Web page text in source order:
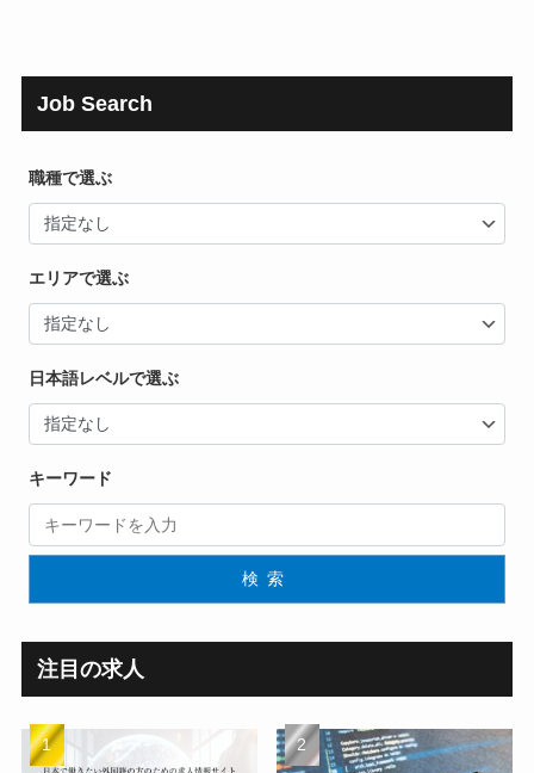
Job Search
職種で選ぶ
エリアで選ぶ
日本語レベルで選ぶ
キーワード
検索
注目の求人